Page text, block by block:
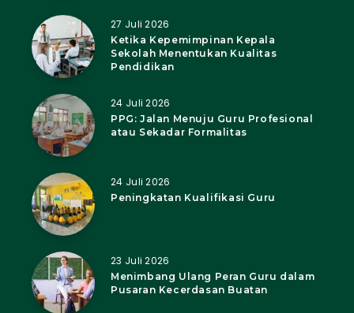
27 Juli 2026
Ketika Kepemimpinan Kepala
Sekolah Menentukan Kualitas
Pendidikan
24 Juli 2026
PPG: Jalan Menuju Guru Profesional
atau Sekadar Formalitas
24 Juli 2026
Peningkatan Kualifikasi Guru
23 Juli 2026
Menimbang Ulang Peran Guru dalam
Pusaran Kecerdasan Buatan